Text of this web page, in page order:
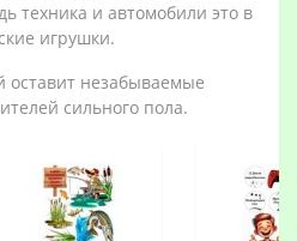
техника и автомобили это в
игрушки.
оставит незабываемые
сильного пола.